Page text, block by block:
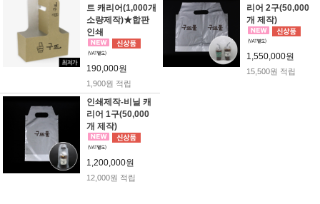
트 캐리어(1,000개
소량제작)★합판
인쇄
190,000원
1,900원 적립
리어 2구(50,000
개 제작)
1,550,000원
15,500원 적립
인쇄제작-비닐 캐
리어 1구(50,000
개 제작)
1,200,000원
12,000원 적립